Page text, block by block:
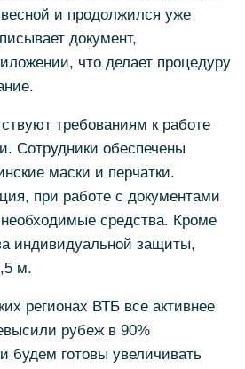
и продолжился уже
документ,
что делает процедуру
требованиям к работе
Сотрудники обеспечены
маски и перчатки.
при работе с документами
средства. Кроме
индивидуальной защиты,
м.
регионах ВТБ все активнее
рубеж в 90%
готовы увеличивать